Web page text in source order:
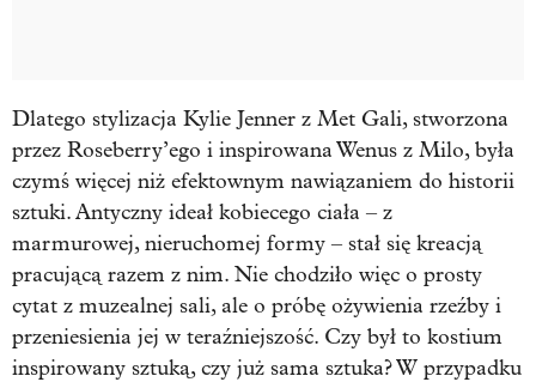
Dlatego stylizacja Kylie Jenner z Met Gali, stworzona
przez Roseberry’ego i inspirowana Wenus z Milo, była
czymś więcej niż efektownym nawiązaniem do historii
sztuki. Antyczny ideał kobiecego ciała – z
marmurowej, nieruchomej formy – stał się kreacją
pracującą razem z nim. Nie chodziło więc o prosty
cytat z muzealnej sali, ale o próbę ożywienia rzeźby i
przeniesienia jej w teraźniejszość. Czy był to kostium
inspirowany sztuką, czy już sama sztuka? W przypadku